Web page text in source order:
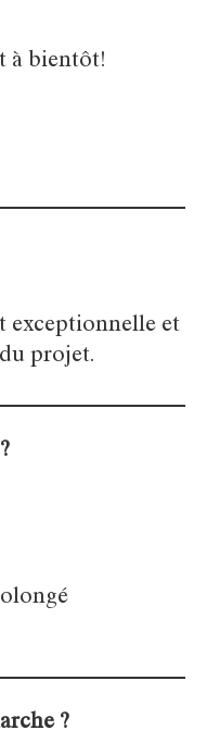
à bientôt!
exceptionnelle et
projet.
?